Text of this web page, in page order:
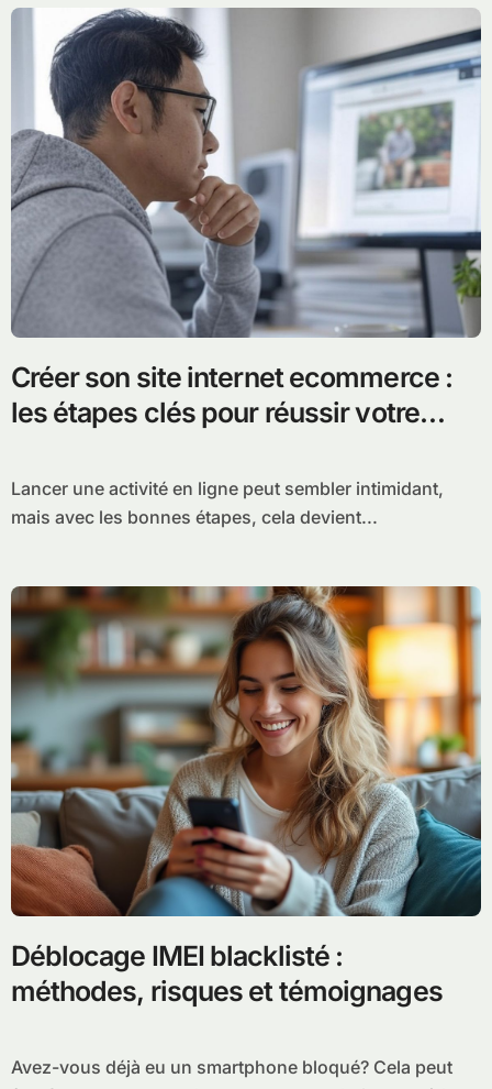
Créer son site internet ecommerce :
les étapes clés pour réussir votre
Lancer une activité en ligne peut sembler intimidant,
mais avec les bonnes étapes, cela devient...
Déblocage IMEI blacklisté :
méthodes, risques et témoignages
Avez-vous déjà eu un smartphone bloqué? Cela peut